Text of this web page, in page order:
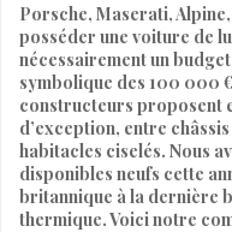
Porsche, Maserati,
posséder une voiture de
nécessairement un
symbolique des 100 000
constructeurs proposent
d’exception, entre
habitacles ciselés. Nous
disponibles neufs cette
britannique à la dernière
thermique. Voici notre